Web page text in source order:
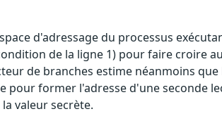
d'adressage du processus
de la ligne 1) pour faire croire
de branches estime néanmoins
pour former l'adresse d'une seconde
valeur secrète.